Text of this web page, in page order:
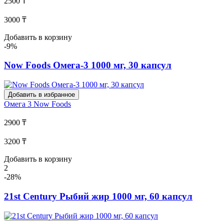
3000 ₸
Добавить в корзину
-9%
Now Foods Омега-3 1000 мг, 30 капсул
Добавить в избранное
Омега 3 Now Foods
2900 ₸
3200 ₸
Добавить в корзину
2
-28%
21st Century Рыбий жир 1000 мг, 60 капсул